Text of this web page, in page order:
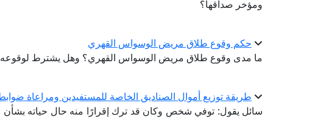
ومؤخر صداقها؟
حكم وقوع طلاق مريض الوسواس القهري
ما مدى وقوع طلاق مريض الوسواس القهري؟ وهل يشترط لوقوعه
طريقة توزيع أموال الصناديق الخاصة للمستفيدين ومراعاة
سائل يقول: توفي شخص وكان قد ترك إقرارًا منه حال حياته